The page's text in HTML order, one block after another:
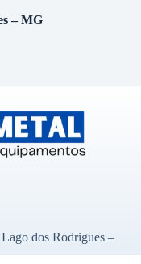
– MG
dos Rodrigues –